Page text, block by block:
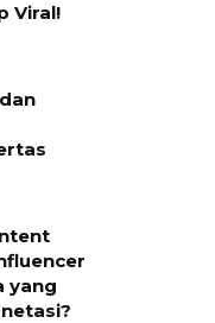
Viral!
yang